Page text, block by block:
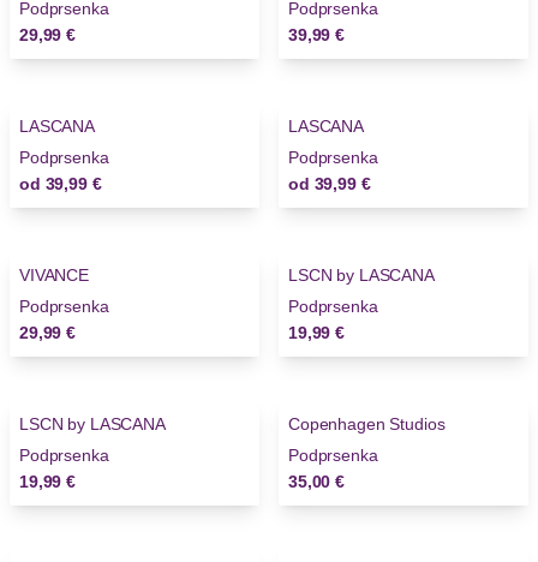
Podprsenka
29,99 €
Podprsenka
39,99 €
Novinky
LASCANA
Podprsenka
od 39,99 €
Novinky
LASCANA
Podprsenka
od 39,99 €
Novinky
VIVANCE
Podprsenka
29,99 €
LSCN by LASCANA
Podprsenka
19,99 €
LSCN by LASCANA
Podprsenka
19,99 €
Novinky
Copenhagen Studios
Podprsenka
35,00 €